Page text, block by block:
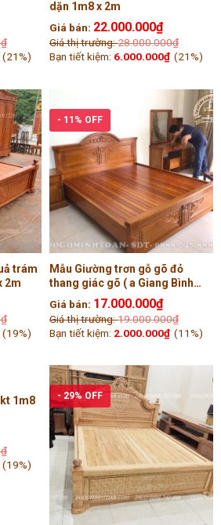
₫
(21%)
dặn 1m8 x 2m
Giá bán: 22.000.000₫
Giá thị trường:28.000.000₫
Bạn tiết kiệm: 6.000.000₫ (21%)
trám
2m
₫
(19%)
- 11% OFF
Mẫu Giường trơn gỗ gõ đỏ
thang giác gõ ( a Giang Bình
Giá bán: 17.000.000₫
Giá thị trường:19.000.000₫
Bạn tiết kiệm: 2.000.000₫ (11%)
1m8
₫
(19%)
- 29% OFF